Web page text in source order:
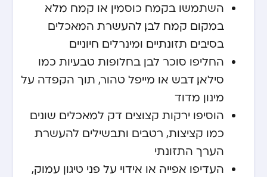
השתמשו בקמח כוסמין או קמח מלא
במקום קמח לבן, להעשרת המאכלים
בסיבים תזונתיים ומינרלים חיוניים
החליפו סוכר לבן בחלופות טבעיות כמו
סילאן, דבש או מייפל טהור, תוך הקפדה על
מינון מדוד
הוסיפו ירקות קצוצים דק למאכלים שונים
כמו קציצות, רטבים ותבשילים להעשרת
הערך התזונתי
העדיפו אפייה או אידוי על פני טיגון עמוק,